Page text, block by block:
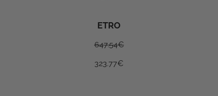
ETRO
647.54€
323.77€